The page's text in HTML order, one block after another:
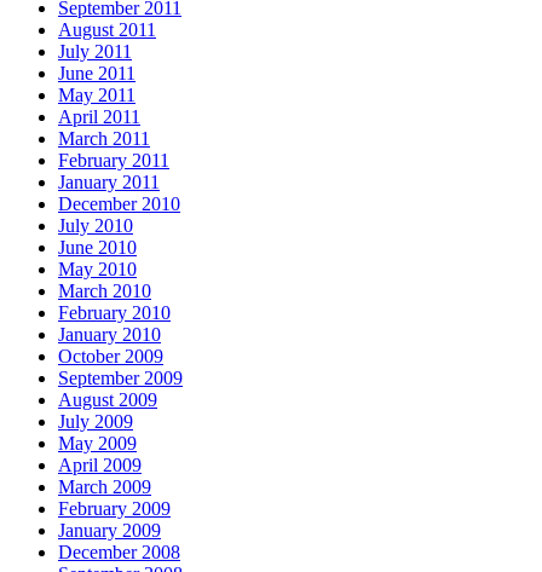
September 2011
August 2011
July 2011
June 2011
May 2011
April 2011
March 2011
February 2011
January 2011
December 2010
July 2010
June 2010
May 2010
March 2010
February 2010
January 2010
October 2009
September 2009
August 2009
July 2009
May 2009
April 2009
March 2009
February 2009
January 2009
December 2008